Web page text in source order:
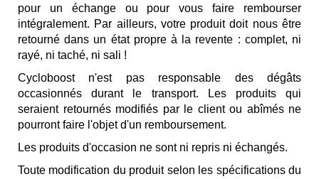
pour un échange ou pour vous faire rembourser
intégralement. Par ailleurs, votre produit doit nous être
retourné dans un état propre à la revente : complet, ni
rayé, ni taché, ni sali !
Cycloboost n'est pas responsable des dégâts
occasionnés durant le transport. Les produits qui
seraient retournés modifiés par le client ou abîmés ne
pourront faire l'objet d'un remboursement.
Les produits d'occasion ne sont ni repris ni échangés.
Toute modification du produit selon les spécifications du